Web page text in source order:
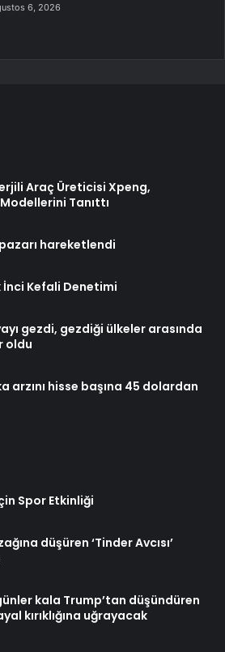
6, 2026
Araç Üreticisi Xpeng,
Tanıttı
hareketlendi
İnci Kefali Denetimi
gezdi, gezdiği ülkeler arasında
oldu
arzını hisse başına 45 dolardan
Spor Etkinliği
düşüren ‘Tinder Avcısı’
kala Trump’tan düşündüren
kırıklığına uğrayacak